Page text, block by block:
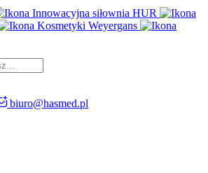
Innowacyjna siłownia HUR
Kosmetyki Weyergans
biuro@hasmed.pl